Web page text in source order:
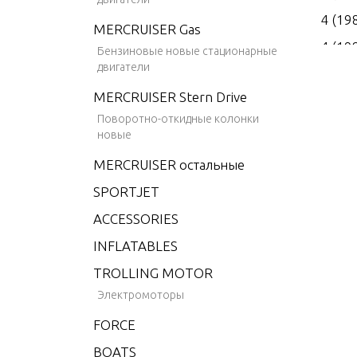
MERCRUISER Gas
Бензиновые новые стационарные
двигатели
MERCRUISER Stern Drive
Поворотно-откидные колонки
новые
MERCRUISER остальные
SPORTJET
ACCESSORIES
INFLATABLES
TROLLING MOTOR
Электромоторы
FORCE
BOATS
4
4